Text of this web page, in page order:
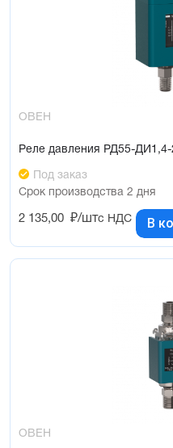
ОВЕН
Реле давления РД55-ДИ1,4-
Под заказ
Срок производства 2 дня
2 135,00 ₽/штс НДС В
ОВЕН